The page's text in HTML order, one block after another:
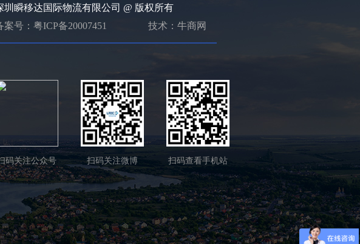
圳瞬移达国际物流有限公司 @ 版权所有
案号： 粤ICP备20007451 技术：牛商网
码关注公众号 扫码关注微博 扫码查看手机站